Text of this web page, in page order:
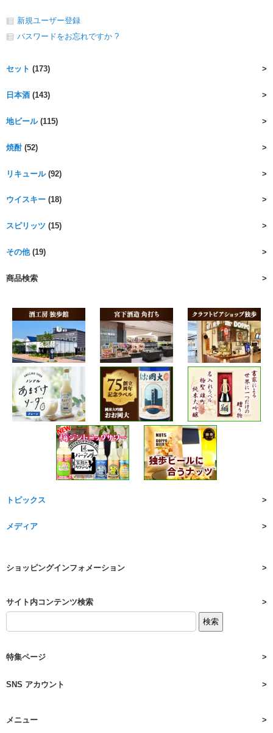
新規ユーザー登録
パスワードをお忘れですか ?
セット (173)
日本酒 (143)
地ビール(115)
焼酎(52)
リキュール(92)
ウイスキー (18)
スピリッツ (15)
その他(19)
商品検索
トピックス
メディア
ショッピングインフォメーション
サイト内コンテンツ検索
特集ページ
SNS アカウント
メニュー